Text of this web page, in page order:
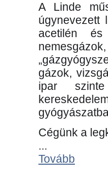
A Linde
úgynevezett
acetilén és
gázok,
ipar
Cégünk a
...
Tovább